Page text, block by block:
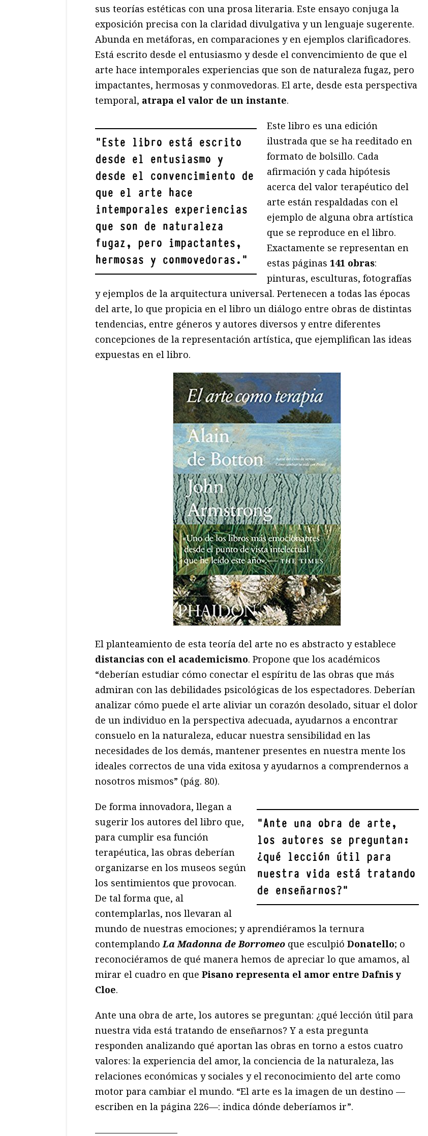
sus teorías estéticas con una prosa literaria. Este ensayo conjuga la
exposición precisa con la claridad divulgativa y un lenguaje sugerente.
Abunda en metáforas, en comparaciones y en ejemplos clarificadores.
Está escrito desde el entusiasmo y desde el convencimiento de que el
arte hace intemporales experiencias que son de naturaleza fugaz, pero
impactantes, hermosas y conmovedoras. El arte, desde esta perspectiva
temporal, atrapa el valor de un instante.
"Este libro está escrito
desde el entusiasmo y
desde el convencimiento de
que el arte hace
intemporales experiencias
que son de naturaleza
fugaz, pero impactantes,
hermosas y conmovedoras. "
Este libro es una edición
ilustrada que se ha reeditado en
formato de bolsillo. Cada
afirmación y cada hipótesis
acerca del valor terapéutico del
arte están respaldadas con el
ejemplo de alguna obra artística
que se reproduce en el libro.
Exactamente se representan en
estas páginas141 obras:
pinturas, esculturas, fotografías
y ejemplos de la arquitectura universal. Pertenecen a todas las épocas
del arte, lo que propicia en el libro un diálogo entre obras de distintas
tendencias, entre géneros y autores diversos y entre diferentes
concepciones de la representación artística, que ejemplifican las ideas
expuestas en el libro.
El planteamiento de esta teoría del arte no es abstracto y establece
distancias con el academicismo. Propone que los académicos
“deberían estudiar cómo conectar el espíritu de las obras que más
admiran con las debilidades psicológicas de los espectadores. Deberían
analizar cómo puede el arte aliviar un corazón desolado, situar el dolor
de un individuo en la perspectiva adecuada, ayudarnos a encontrar
consuelo en la naturaleza, educar nuestra sensibilidad en las
necesidades de los demás, mantener presentes en nuestra mente los
ideales correctos de una vida exitosa y ayudarnos a comprendernos a
nosotros mismos” (pág. 80).
"Ante una obra de arte,
los autores se preguntan:
¿qué lección útil para
nuestra vida está tratando
de enseñarnos?"
De forma innovadora, llegan a
sugerir los autores del libro que,
para cumplir esa función
terapéutica, las obras deberían
organizarse en los museos según
los sentimientos que provocan.
De tal forma que, al
contemplarlas, nos llevaran al
mundo de nuestras emociones; y aprendiéramos la ternura
contemplando La Madonna de Borromeo que esculpió Donatello; o
reconociéramos de qué manera hemos de apreciar lo que amamos, al
mirar el cuadro en que Pisano representa el amor entre Dafnis y
Cloe.
Ante una obra de arte, los autores se preguntan: ¿qué lección útil para
nuestra vida está tratando de enseñarnos? Y a esta pregunta
responden analizando qué aportan las obras en torno a estos cuatro
valores: la experiencia del amor, la conciencia de la naturaleza, las
relaciones económicas y sociales y el reconocimiento del arte como
motor para cambiar el mundo. “El arte es la imagen de un destino —
escriben en la página 226—: indica dónde deberíamos ir”.
—————————